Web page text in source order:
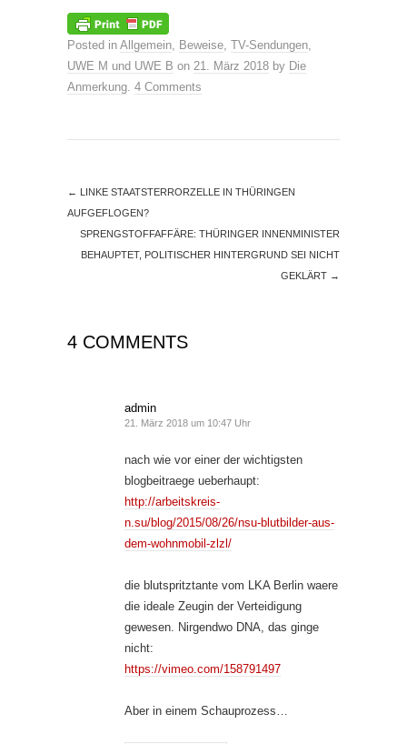
Posted in Allgemein, Beweise, TV-Sendungen,
UWE M und UWE B on 21. März 2018 by Die
Anmerkung. 4 Comments
← LINKE STAATSTERRORZELLE IN THÜRINGEN
AUFGEFLOGEN?
SPRENGSTOFFAFFÄRE: THÜRINGER INNENMINISTER
BEHAUPTET, POLITISCHER HINTERGRUND SEI NICHT
GEKLÄRT →
4 COMMENTS
admin
21. März 2018 um 10:47 Uhr
nach wie vor einer der wichtigsten
blogbeitraege ueberhaupt:
http://arbeitskreis-
n.su/blog/2015/08/26/nsu-blutbilder-aus-
dem-wohnmobil-zlzl/
die blutspritztante vom LKA Berlin waere
die ideale Zeugin der Verteidigung
gewesen. Nirgendwo DNA, das ginge
nicht:
https://vimeo.com/158791497
Aber in einem Schauprozess…